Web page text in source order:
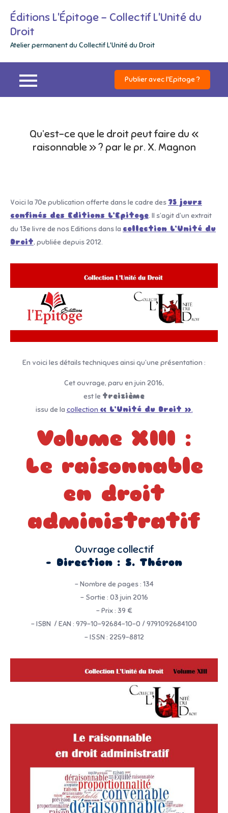
content
Éditions L'Épitoge – Collectif L'Unité du
Droit
Atelier permanent du Collectif L'Unité du Droit
Publier avec l'Epitoge ?
Qu’est-ce que le droit peut faire du «
raisonnable » ? par le pr. X. Magnon
Voici la 70e publication offerte dans le cadre des 75 jours
confinés des Editions L’Epitoge. Il s’agit d’un extrait
du 13e livre de nos Editions dans la collection L’Unité du
Droit, publiée depuis 2012.
En voici les détails techniques ainsi qu’une présentation :
Cet ouvrage, paru en juin 2016,
est le treizième
issu de la collection « L’Unité du Droit ».
Volume XIII :
Le raisonnable
en droit
administratif
Ouvrage collectif
– Direction : S. Théron
– Nombre de pages : 134
– Sortie : 03 juin 2016
– Prix : 39 €
– ISBN / EAN : 979-10-92684-10-0 / 9791092684100
– ISSN : 2259-8812